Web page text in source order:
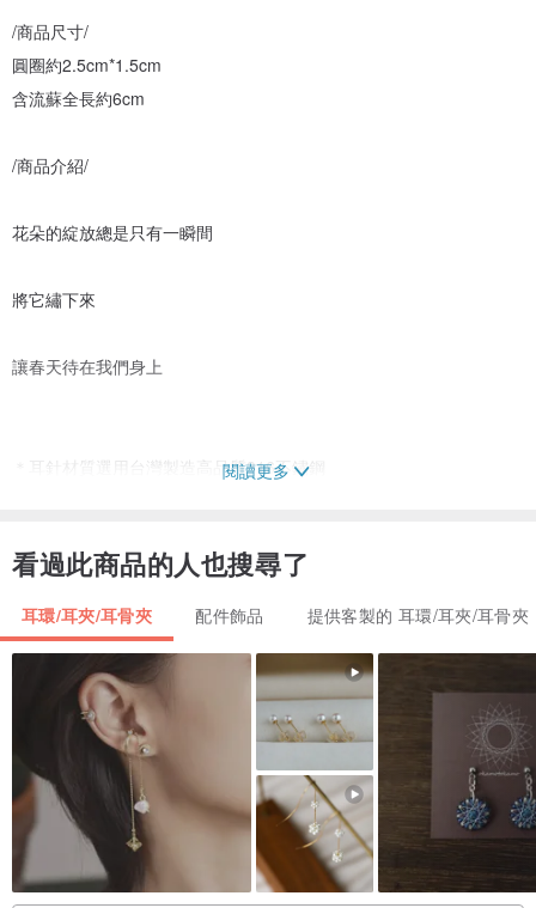
/商品尺寸/
圓圈約2.5cm*1.5cm
含流蘇全長約6cm
/商品介紹/
花朵的綻放總是只有一瞬間
將它繡下來
讓春天待在我們身上
＊耳針材質選用台灣製造高品質316不鏽鋼
/購買注意事項/
2.照片的顏色因為螢幕的不同，會和實際商品有些許不同。
3.刺繡商品較為脆弱請小心使用及配戴，平日可收在夾鏈袋或飾品合
中並免沾染灰塵
4.賣場出貨皆以處理過的乾淨回收包材包裝出貨，一起為地球盡一份
心（若回收包材用盡才會以全新包材包裝）
閱讀更多
看過此商品的人也搜尋了
耳環/耳夾/耳骨夾 配件飾品 提供客製的 耳環/耳夾/耳骨夾